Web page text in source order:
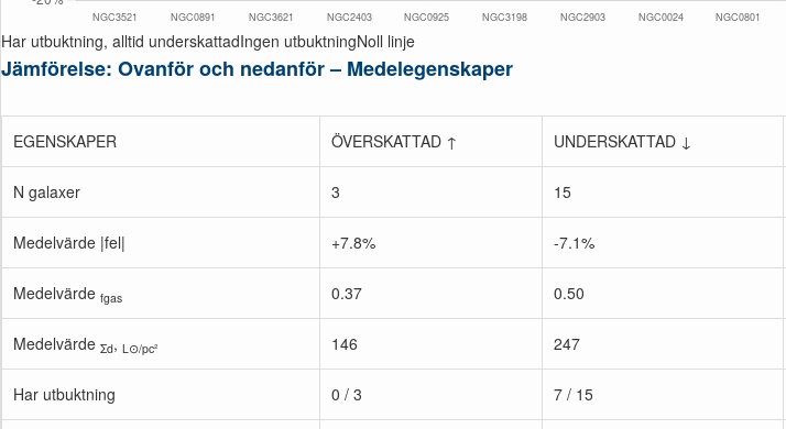
Har utbuktning, alltid underskattadIngen utbuktningNoll linje
Jämförelse: Ovanför och nedanför – Medelegenskaper
EGENSKAPER ÖVERSKATTAD ↑ UNDERSKATTAD ↓
N galaxer 3 15
Medelvärde |fel| +7.8% -7.1%
Medelvärde fgas 0.37 0.50
Medelvärde Σd, L⊙/pc² 146 247
Har utbuktning 0 / 3 7 / 15